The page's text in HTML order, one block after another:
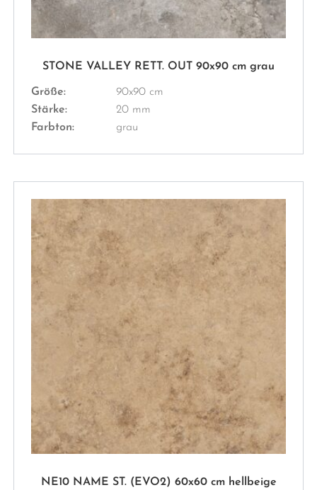
STONE VALLEY RETT. OUT 90x90 cm grau
Größe:
90x90 cm
Stärke:
20 mm
Farbton:
grau
NE10 NAME ST. (EVO2) 60x60 cm hellbeige